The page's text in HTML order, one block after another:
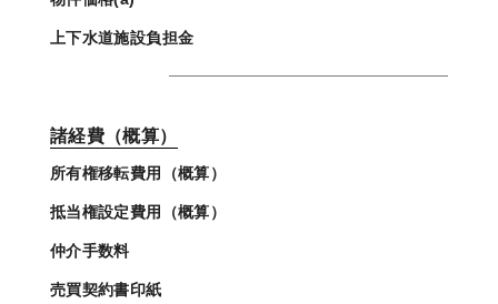
上下水道施設負担金
諸経費（概算）
所有権移転費用（概算）
抵当権設定費用（概算）
仲介手数料
売買契約書印紙